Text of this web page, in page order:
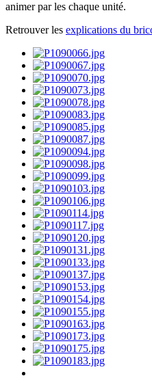
animer par les chaque unité.
Retrouver les explications du